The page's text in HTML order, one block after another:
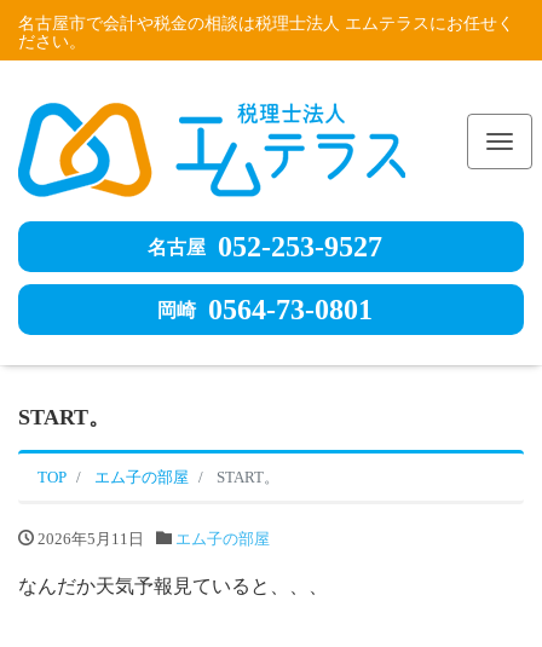
名古屋市で会計や税金の相談は税理士法人 エムテラスにお任せく
ださい。
名古屋 052-253-9527
岡崎 0564-73-0801
START。
TOP エム子の部屋 START。
2026年5月11日 エム子の部屋
なんだか天気予報見ていると、、、